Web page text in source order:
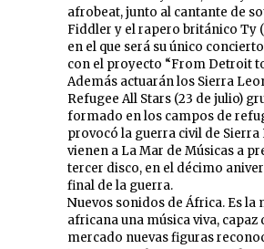
afrobeat, junto al cantante de
Fiddler y el rapero británico Ty
en el que será su único
con el proyecto “From Detroit
Además actuarán los Sierra
Refugee All Stars (23 de julio)
formado en los campos de
provocó la guerra civil de Sierra
vienen a La Mar de Músicas a
tercer disco, en el décimo
final de la guerra.
Nuevos sonidos de África. Es la
africana una música viva, capaz
mercado nuevas figuras